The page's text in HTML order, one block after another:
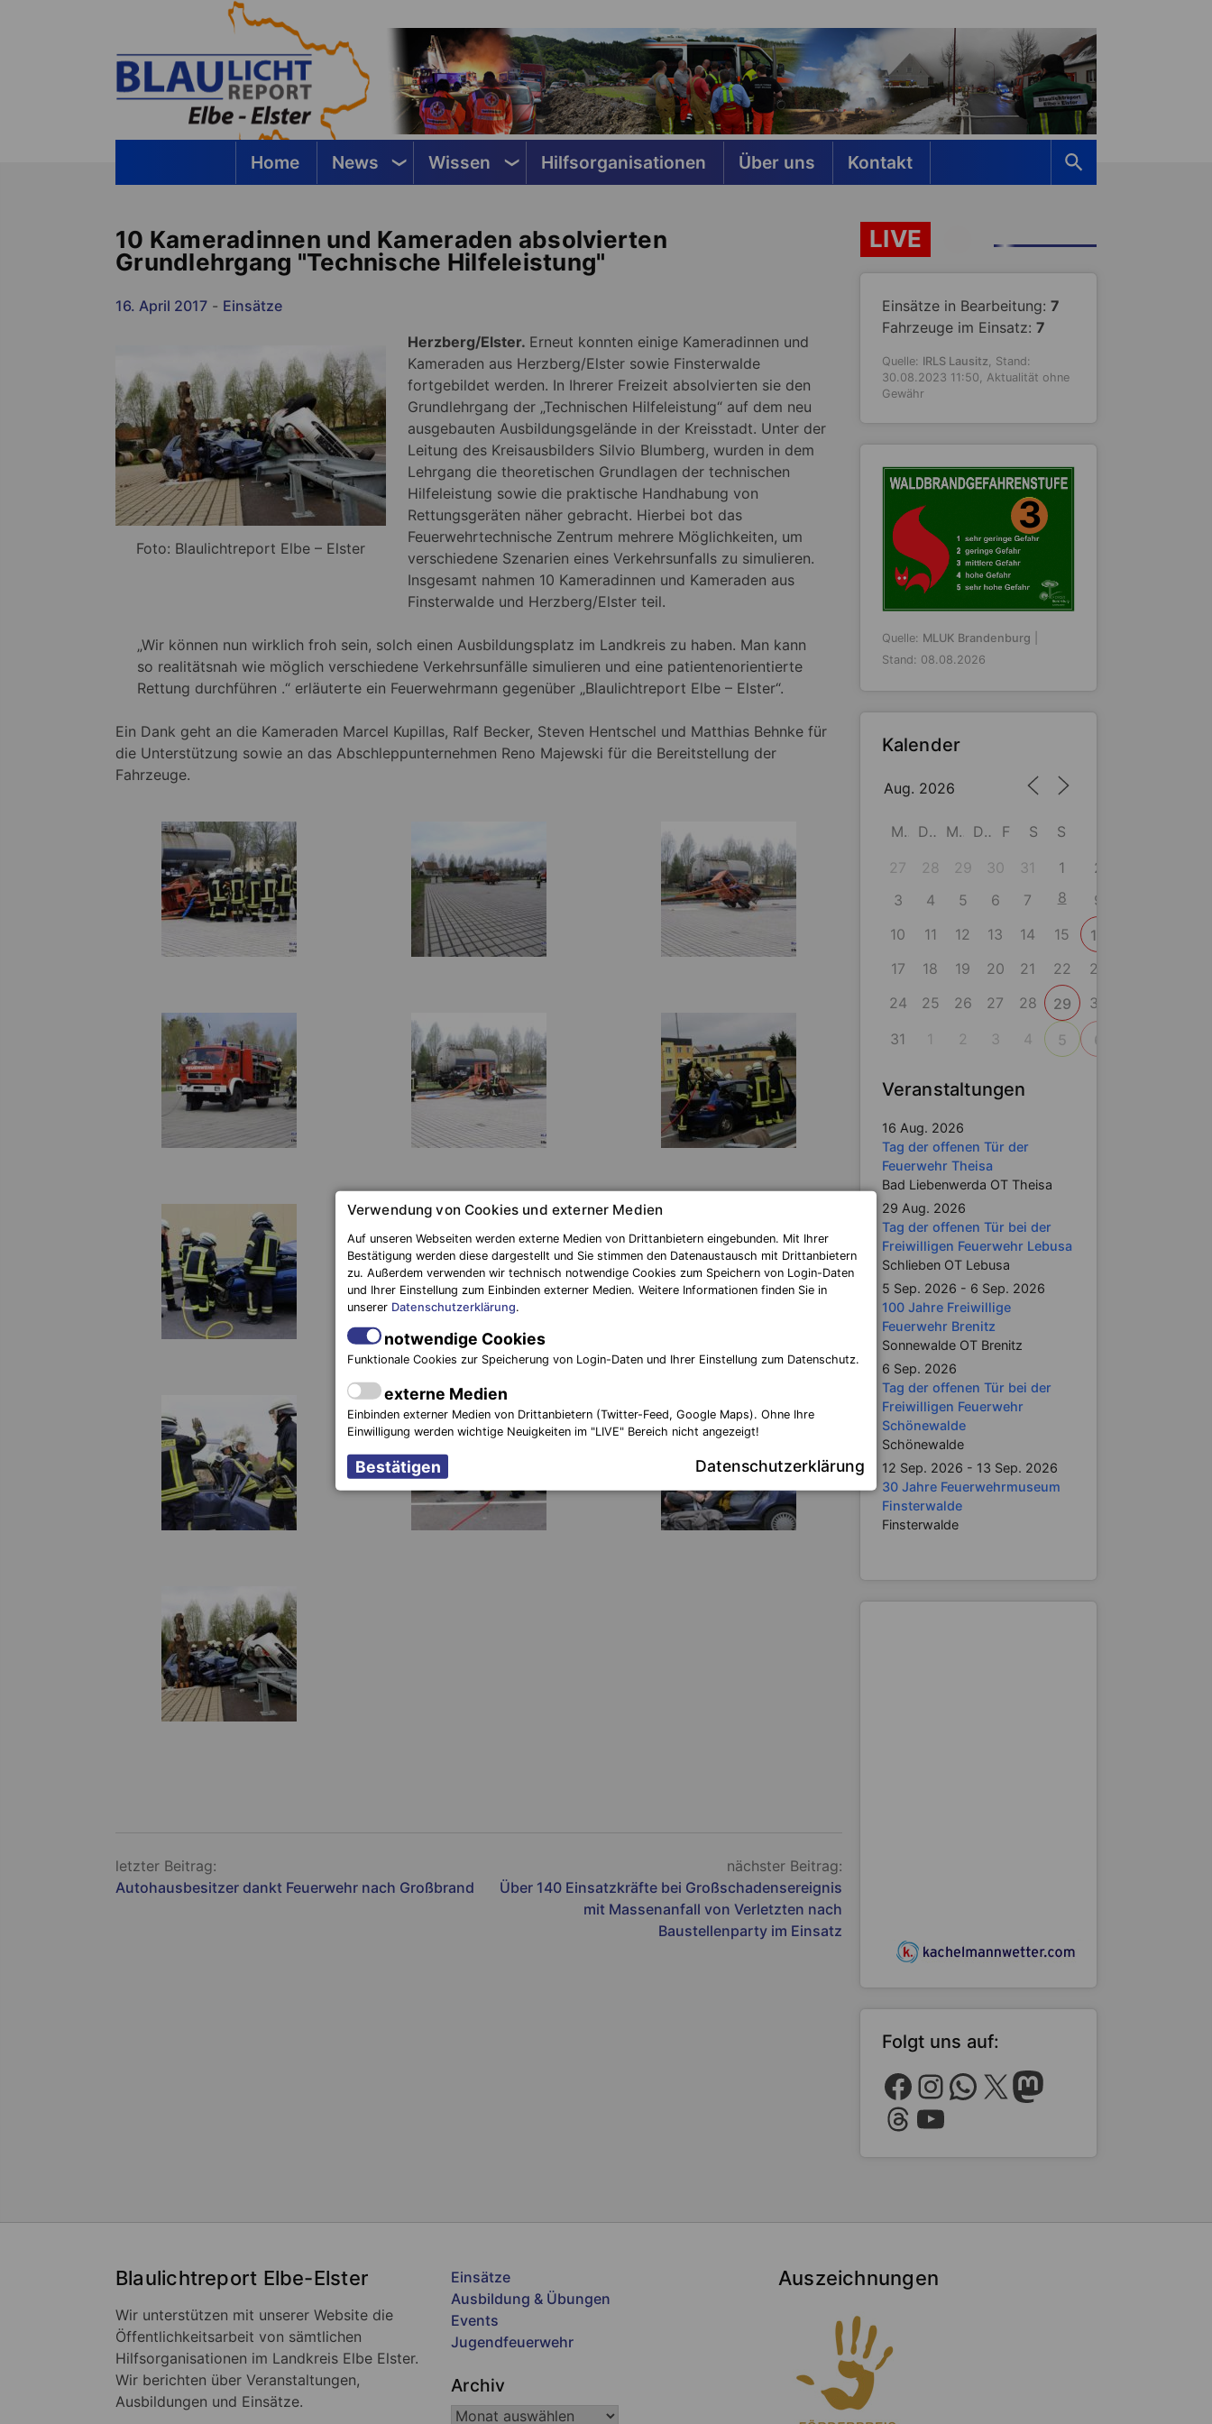
Home News Wissen Hilfsorganisationen Über uns Kontakt
10 Kameradinnen und Kameraden absolvierten
Grundlehrgang "Technische Hilfeleistung"
16. April 2017 - Einsätze
Foto: Blaulichtreport Elbe – Elster
Herzberg/Elster. Erneut konnten einige Kameradinnen und
Kameraden aus Herzberg/Elster sowie Finsterwalde
fortgebildet werden. In Ihrerer Freizeit absolvierten sie den
Grundlehrgang der „Technischen Hilfeleistung“ auf dem neu
ausgebauten Ausbildungsgelände in der Kreisstadt. Unter der
Leitung des Kreisausbilders Silvio Blumberg, wurden in dem
Lehrgang die theoretischen Grundlagen der technischen
Hilfeleistung sowie die praktische Handhabung von
Rettungsgeräten näher gebracht. Hierbei bot das
Feuerwehrtechnische Zentrum mehrere Möglichkeiten, um
verschiedene Szenarien eines Verkehrsunfalls zu simulieren.
Insgesamt nahmen 10 Kameradinnen und Kameraden aus
Finsterwalde und Herzberg/Elster teil.
„Wir können nun wirklich froh sein, solch einen Ausbildungsplatz im Landkreis zu haben. Man kann
so realitätsnah wie möglich verschiedene Verkehrsunfälle simulieren und eine patientenorientierte
Rettung durchführen .“ erläuterte ein Feuerwehrmann gegenüber „Blaulichtreport Elbe – Elster“.
Ein Dank geht an die Kameraden Marcel Kupillas, Ralf Becker, Steven Hentschel und Matthias Behnke für
die Unterstützung sowie an das Abschleppunternehmen Reno Majewski für die Bereitstellung der
Fahrzeuge.
Beitragsnavigation
letzter Beitrag:
Autohausbesitzer dankt Feuerwehr nach Großbrand
nächster Beitrag:
Über 140 Einsatzkräfte bei Großschadensereignis
mit Massenanfall von Verletzten nach
Baustellenparty im Einsatz
LIVE
Einsätze in Bearbeitung: 7
Fahrzeuge im Einsatz: 7
Quelle: IRLS Lausitz, Stand:
30.08.2023 11:50, Aktualität ohne
Gewähr
3
Quelle: MLUK Brandenburg
Stand: 08.08.2026
Kalender
Aug. 2026
M D M D F S
S
27
28 29 30 31 1
2
3
4 5 6 7 8
9
10
11 12 13 14 15
16
17
18 19 20 21 22
23
24
25 26 27 28 29
30
31
1 2 3 4 5 6
Veranstaltungen
16 Aug. 2026
Tag der offenen Tür der
Feuerwehr Theisa
Bad Liebenwerda OT Theisa
29 Aug. 2026
Tag der offenen Tür bei der
Freiwilligen Feuerwehr Lebusa
Schlieben OT Lebusa
5 Sep. 2026 - 6 Sep. 2026
100 Jahre Freiwillige
Feuerwehr Brenitz
Sonnewalde OT Brenitz
6 Sep. 2026
Tag der offenen Tür bei der
Freiwilligen Feuerwehr
Schönewalde
Schönewalde
12 Sep. 2026 - 13 Sep. 2026
30 Jahre Feuerwehrmuseum
Finsterwalde
Finsterwalde
Folgt uns auf:
Facebook
Instagram
WhatsApp
X Mastodon
Threads
YouTube
Blaulichtreport Elbe-Elster
Wir unterstützen mit unserer Website die
Öffentlichkeitsarbeit von sämtlichen
Hilfsorganisationen im Landkreis Elbe Elster.
Wir berichten über Veranstaltungen,
Ausbildungen und Einsätze.
Einsätze
Ausbildung & Übungen
Events
Jugendfeuerwehr
Archiv
Auszeichnungen
Verwendung von Cookies und externer Medien
Auf unseren Webseiten werden externe Medien von Drittanbietern eingebunden. Mit Ihrer
Bestätigung werden diese dargestellt und Sie stimmen den Datenaustausch mit Drittanbietern
zu. Außerdem verwenden wir technisch notwendige Cookies zum Speichern von Login-Daten
und Ihrer Einstellung zum Einbinden externer Medien. Weitere Informationen finden Sie in
unserer Datenschutzerklärung.
notwendige Cookies
Funktionale Cookies zur Speicherung von Login-Daten und Ihrer Einstellung zum Datenschutz.
externe Medien
Einbinden externer Medien von Drittanbietern (Twitter-Feed, Google Maps). Ohne Ihre
Einwilligung werden wichtige Neuigkeiten im "LIVE" Bereich nicht angezeigt!
Datenschutzerklärung